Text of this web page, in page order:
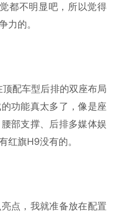
都不明显吧，所以觉得
力的。
配车型后排的双座布局
功能真太多了，像是座
部支撑、后排多媒体娱
红旗H9没有的。
点，我就准备放在配置